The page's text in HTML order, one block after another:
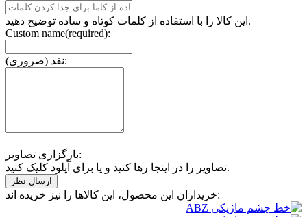
این کالا را با استفاده از کلمات کوتاه و ساده توضیح دهید.
Custom name(required):
نقد (ضروری):
بارگزاری تصاویر:
تصاویر را در اینجا رها کنید و یا برای آپلود کلیک کنید.
خریداران این محصول، این کالاها را نیز خریده اند: